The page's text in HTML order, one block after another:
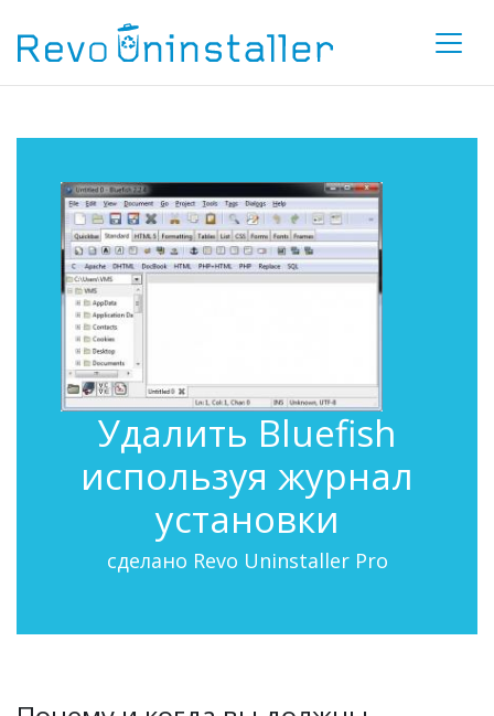
Удалить Bluefish
используя журнал
установки
сделано Revo Uninstaller Pro